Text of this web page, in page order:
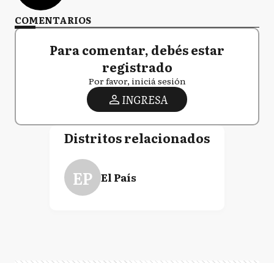
COMENTARIOS
Para comentar, debés estar
registrado
Por favor, iniciá sesión
INGRESA
Distritos relacionados
EP El País